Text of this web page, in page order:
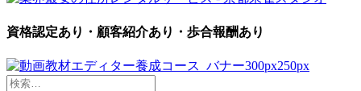
資格認定あり・顧客紹介あり・歩合報酬あり
検